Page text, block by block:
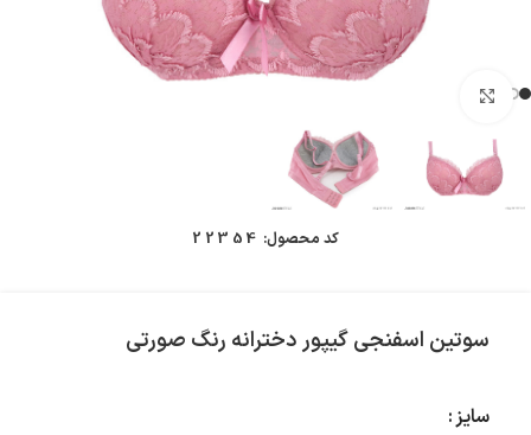
کد محصول: 22354
سوتین اسفنجی گیپور دخترانه رنگ صورتی
سایز